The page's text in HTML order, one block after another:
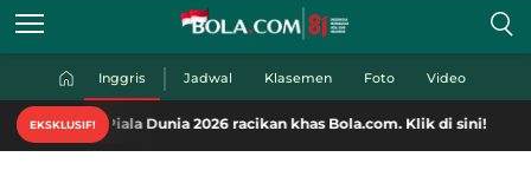
Inggris Jadwal Klasemen Foto Video
EKSKLUSIF!
Dunia 2026 racikan khas Bola.com. Klik di sini!